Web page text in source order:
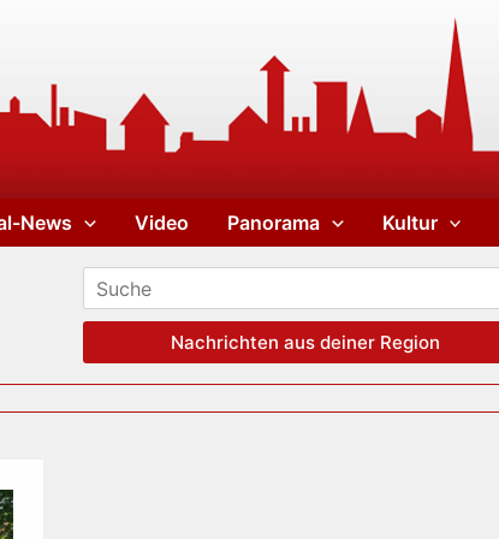
News Video Panorama Kultur
Nachrichten aus deiner Region